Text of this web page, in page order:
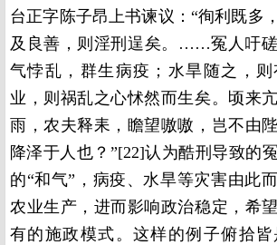
台正字陈子昂上书谏议：“徇利既多
及良善，则淫刑逞矣。……冤人吁
气悖乱，群生病疫；水旱随之，
业，则祸乱之心怵然而生矣。顷来
雨，农夫释耒，瞻望嗷嗷，岂不由
降泽于人也？”[22]认为酷刑导致的
的“和气”，病疫、水旱等灾害由此
农业生产，进而影响政治稳定，希
有的施政模式。这样的例子俯拾